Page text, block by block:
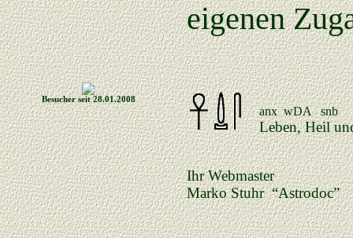
Besucher seit 28.01.2008
eigenen
anx wDA snb
Leben, Heil
Ihr Webmaster
Marko Stuhr “Astrodoc”